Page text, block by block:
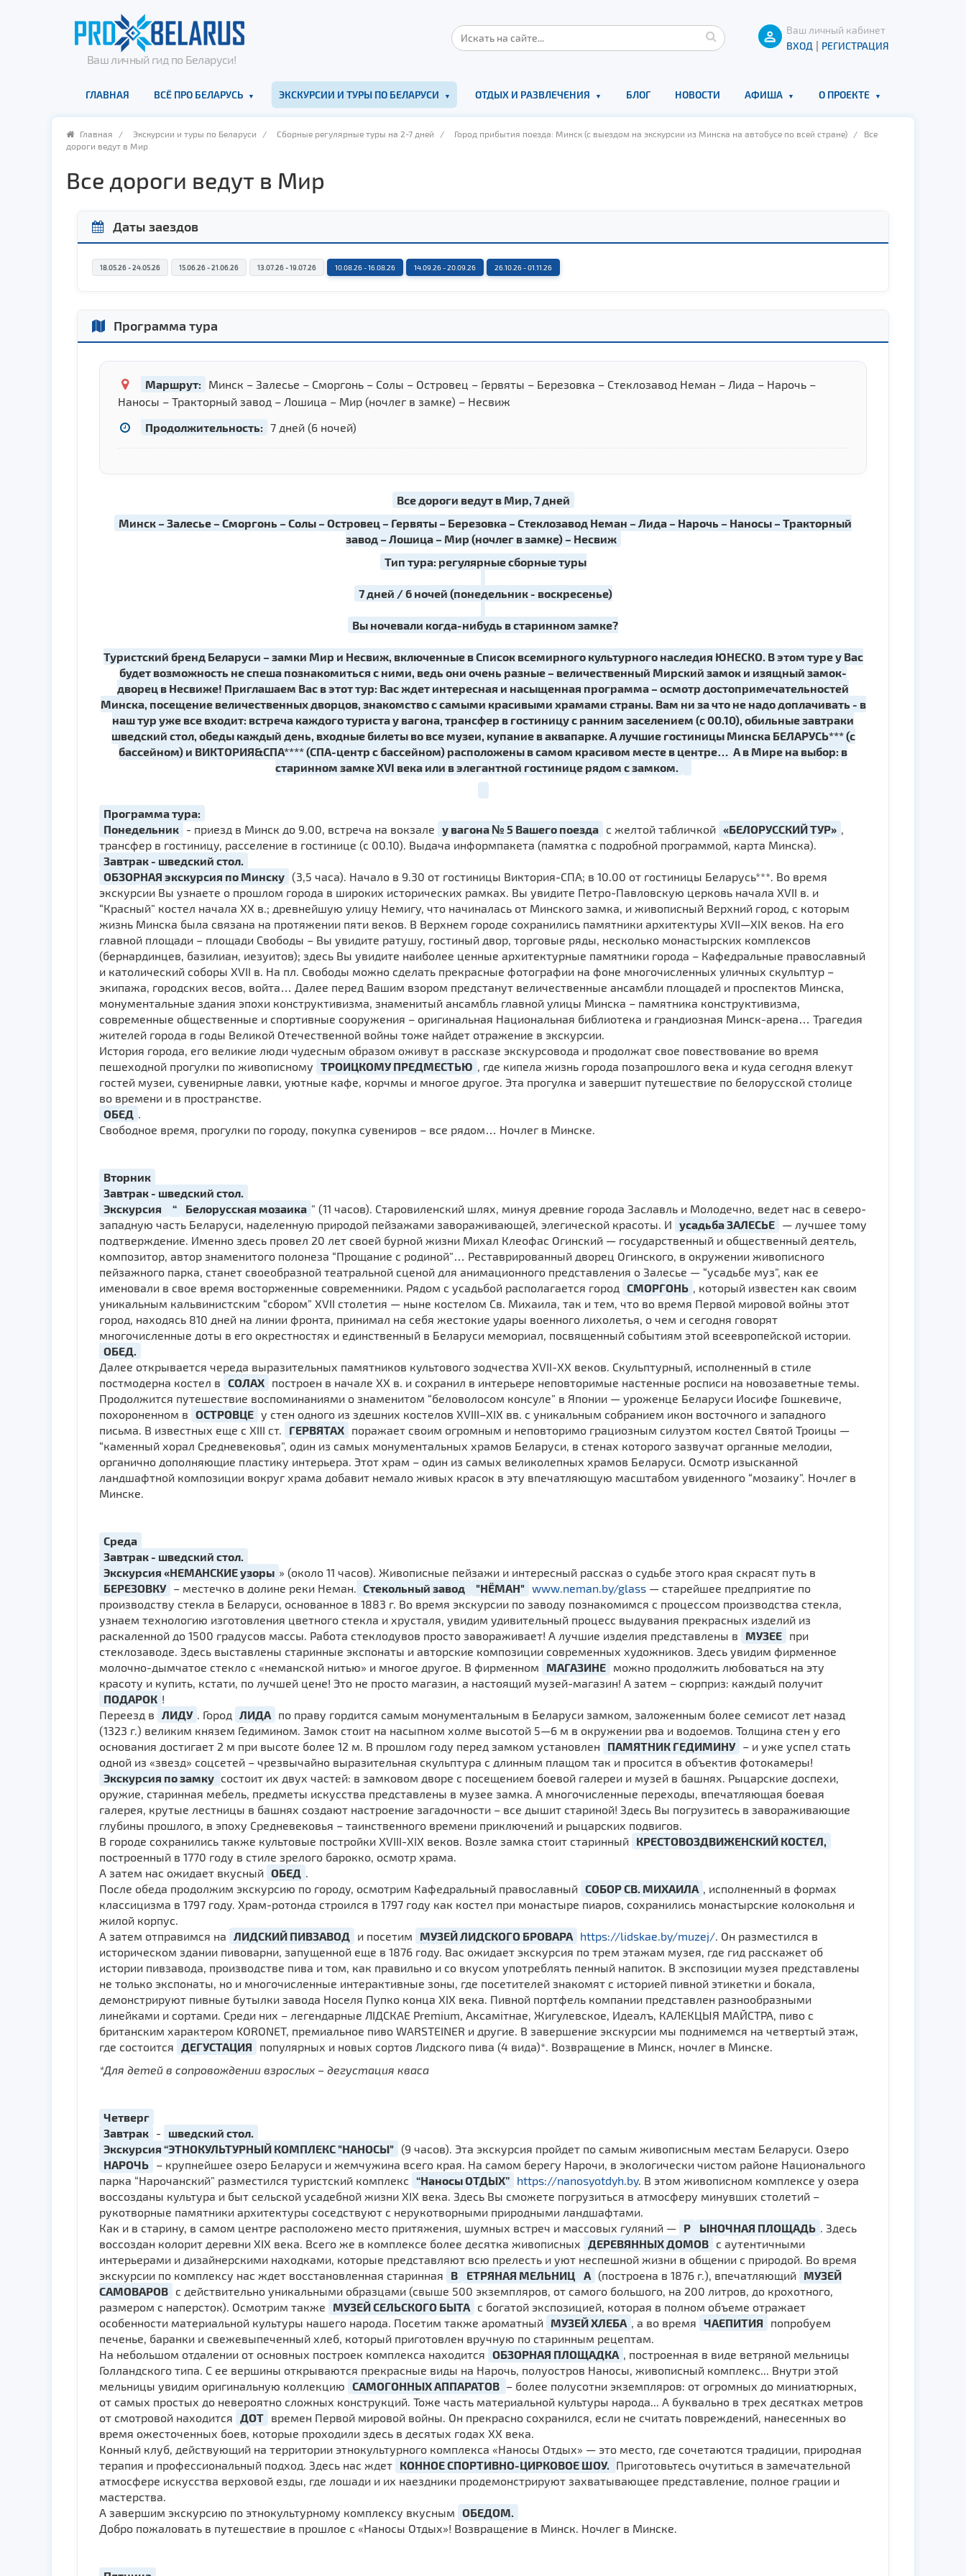
Ваш личный гид по Беларуси!
Ваш личный кабинет
ВХОД | РЕГИСТРАЦИЯ
ГЛАВНАЯ ВСЁ ПРО БЕЛАРУСЬ ЭКСКУРСИИ И ТУРЫ ПО БЕЛАРУСИ ОТДЫХ И РАЗВЛЕЧЕНИЯ БЛОГ НОВОСТИ АФИША О ПРОЕКТЕ
Главная / Экскурсии и туры по Беларуси / Cборные регулярные туры на 2-7 дней / Город прибытия поезда: Минск (с выездом на экскурсии из Минска на автобусе по всей стране)
/ Все
дороги ведут в Мир
Все дороги ведут в Мир
Даты заездов
18.05.26 - 24.05.26 15.06.26 - 21.06.26 13.07.26 - 19.07.26 10.08.26 - 16.08.26 14.09.26 - 20.09.26 26.10.26 - 01.11.26
Программа тура
Маршрут:
Минск – Залесье – Сморгонь – Солы – Островец – Гервяты – Березовка – Стеклозавод Неман – Лида – Нарочь –
Наносы – Тракторный завод – Лошица – Мир (ночлег в замке) – Несвиж
Продолжительность: 7 дней (6 ночей)
Все дороги ведут в Мир, 7 дней
Минск – Залесье – Сморгонь – Солы – Островец – Гервяты – Березовка – Стеклозавод Неман – Лида – Нарочь – Наносы – Тракторный
завод – Лошица – Мир (ночлег в замке) – Несвиж
Тип тура: регулярные сборные туры
7 дней / 6 ночей (понедельник - воскресенье)
Вы ночевали когда-нибудь в старинном замке?
Туристский бренд Беларуси – замки Мир и Несвиж, включенные в Список всемирного культурного наследия ЮНЕСКО. В этом туре у Вас
будет возможность не спеша познакомиться с ними, ведь они очень разные – величественный Мирский замок и изящный замок-
дворец в Несвиже! Приглашаем Вас в этот тур: Вас ждет интересная и насыщенная программа – осмотр достопримечательностей
Минска, посещение величественных дворцов, знакомство с самыми красивыми храмами страны. Вам ни за что не надо доплачивать - в
наш тур уже все входит: встреча каждого туриста у вагона, трансфер в гостиницу с ранним заселением (с 00.10), обильные завтраки
шведский стол, обеды каждый день, входные билеты во все музеи, купание в аквапарке. А лучшие гостиницы Минска БЕЛАРУСЬ*** (с
бассейном) и ВИКТОРИЯ&СПА**** (СПА-центр с бассейном) расположены в самом красивом месте в центре… А в Мире на выбор: в
старинном замке XVI века или в элегантной гостинице рядом с замком.
Программа тура:
Понедельник - приезд в Минск до 9.00, встреча на вокзале у вагона № 5 Вашего поезда с желтой табличкой «БЕЛОРУССКИЙ ТУР» ,
трансфер в гостиницу, расселение в гостинице (с 00.10). Выдача информпакета (памятка с подробной программой, карта Минска).
Завтрак - шведский стол.
ОБЗОРНАЯ экскурсия по Минску (3,5 часа). Начало в 9.30 от гостиницы Виктория-СПА; в 10.00 от гостиницы Беларусь***. Во время
экскурсии Вы узнаете о прошлом города в широких исторических рамках. Вы увидите Петро-Павловскую церковь начала ХVII в. и
“Красный” костел начала ХХ в.; древнейшую улицу Немигу, что начиналась от Минского замка, и живописный Верхний город, с которым
жизнь Минска была связана на протяжении пяти веков. В Верхнем городе сохранились памятники архитектуры XVII—XIX веков. На его
главной площади – площади Свободы – Вы увидите ратушу, гостиный двор, торговые ряды, несколько монастырских комплексов
(бернардинцев, базилиан, иезуитов); здесь Вы увидите наиболее ценные архитектурные памятники города – Кафедральные православный
и католический соборы ХVII в. На пл. Свободы можно сделать прекрасные фотографии на фоне многочисленных уличных скульптур –
экипажа, городских весов, войта… Далее перед Вашим взором предстанут величественные ансамбли площадей и проспектов Минска,
монументальные здания эпохи конструктивизма, знаменитый ансамбль главной улицы Минска – памятника конструктивизма,
современные общественные и спортивные сооружения – оригинальная Национальная библиотека и грандиозная Минск-арена… Трагедия
жителей города в годы Великой Отечественной войны тоже найдет отражение в экскурсии.
История города, его великие люди чудесным образом оживут в рассказе экскурсовода и продолжат свое повествование во время
пешеходной прогулки по живописному ТРОИЦКОМУ ПРЕДМЕСТЬЮ , где кипела жизнь города позапрошлого века и куда сегодня влекут
гостей музеи, сувенирные лавки, уютные кафе, корчмы и многое другое. Эта прогулка и завершит путешествие по белорусской столице
во времени и в пространстве.
ОБЕД .
Свободное время, прогулки по городу, покупка сувениров – все рядом… Ночлег в Минске.
Вторник
Завтрак - шведский стол.
Экскурсия
“ Белорусская мозаика ” (11 часов). Старовиленский шлях, минуя древние города Заславль и Молодечно, ведет нас в северо-
западную часть Беларуси, наделенную природой пейзажами завораживающей, элегической красоты. И усадьба ЗАЛЕСЬЕ — лучшее тому
подтверждение. Именно здесь провел 20 лет своей бурной жизни Михал Клеофас Огинский — государственный и общественный деятель,
композитор, автор знаменитого полонеза “Прощание с родиной”… Реставрированный дворец Огинского, в окружении живописного
пейзажного парка, станет своеобразной театральной сценой для анимационного представления о Залесье — “усадьбе муз”, как ее
именовали в свое время восторженные современники. Рядом с усадьбой располагается город СМОРГОНЬ , который известен как своим
уникальным кальвинистским “сбором” XVII столе­тия — ныне костелом Св. Михаила, так и тем, что во время Первой мировой войны этот
город, находясь 810 дней на линии фронта, принимал на себя жестокие удары военного лихолетья, о чем и сегодня говорят
многочисленные доты в его окрестностях и единственный в Беларуси мемориал, посвященный событиям этой всеевропейской истории.
ОБЕД.
Далее открывается чере­да выразительных памятников культового зодчества XVII-XX веков. Скульптурный, исполненный в стиле
постмодерна костел в СОЛАХ построен в начале XX в. и сохранил в интерьере неповторимые настенные росписи на новозаветные темы.
Продолжится путешествие воспоминаниями о знамени­том “беловолосом консуле” в Японии — уроженце Беларуси Иосифе Гошкевиче,
похороненном в ОСТРОВЦЕ у стен одного из здешних костелов ХVIII–XIX вв. с уникальным собранием икон восточ­ного и западного
письма. В известных еще с XIII ст.
ГЕРВЯТАХ поражает своим огромным и неповторимо грациозным силуэтом костел Святой Троицы —
“каменный хорал Средневековья”, один из самых монументальных храмов Беларуси, в стенах которого зазвучат органные мелодии,
органично дополняющие пластику интерьера. Этот храм – один из самых великолепных храмов Беларуси. Осмотр изысканной
ландшафтной композиции вокруг храма добавит немало живых кра­сок в эту впечатляющую масштабом увиденного “мозаику”. Ночлег в
Минске.
Cреда
Завтрак - шведский стол.
Экскурсия «НЕМАНСКИЕ узоры » (около 11 часов). Живописные пейзажи и интересный рассказ о судьбе этого края скрасят путь в
БЕРЕЗОВКУ – местечко в долине реки Неман. Стекольный завод "НЁМАН" www.neman.by/glass — старейшее предприятие по
производству стекла в Бе­ла­ру­си, основанное в 1883 г. Во время экскурсии по заводу познакомимся с процессом производства стекла,
узнаем технологию изготовления цветного стекла и хрусталя, увидим удивительный процесс выдувания прекрасных изделий из
раскаленной до 1500 градусов массы. Работа стеклодувов просто завораживает! А лучшие изделия представлены в
МУЗЕЕ при
стеклозаводе. Здесь выставлены старинные экспонаты и авторские композиции современных художников. Здесь увидим фирменное
молочно-дымчатое стекло с «неманской нитью» и многое другое. В фирменном
МАГАЗИНЕ можно продолжить любоваться на эту
красоту и купить, кстати, по лучшей цене! Это не просто магазин, а настоящий музей-магазин! А затем – сюрприз: каждый получит
ПОДАРОК !
Переезд в ЛИДУ . Город ЛИДА по праву гордится самым монументальным в Беларуси замком, заложенным более семисот лет назад
(1323 г.) великим князем Гедимином. Замок стоит на насыпном холме высотой 5—6 м в окружении рва и водоемов. Толщина стен у его
основания достигает 2 м при высоте более 12 м. В прошлом году перед замком установлен
ПАМЯТНИК ГЕДИМИНУ – и уже успел стать
одной из «звезд» соцсетей – чрезвычайно выразительная скульптура с длинным плащом так и просится в объектив фотокамеры!
Экскурсия по замку состоит их двух частей: в замковом дворе с посещением боевой галереи и музей в башнях. Рыцарские доспехи,
оружие, старинная мебель, предметы искусства представлены в музее замка. А многочисленные переходы, впечатляющая боевая
галерея, крутые лестницы в башнях создают настроение загадочности – все дышит стариной! Здесь Вы погрузитесь в завораживающие
глубины прошлого, в эпоху Средневековья – таинственного времени приключений и рыцарских подвигов.
В городе сохранились также культовые постройки ХVIII-XIX веков. Возле замка стоит старинный
КРЕСТОВОЗДВИЖЕНСКИЙ КОСТЕЛ,
построенный в 1770 году в стиле зрелого барокко, осмотр храма.
А затем нас ожидает вкусный ОБЕД .
После обеда продолжим экскурсию по городу, осмотрим Кафедральный православный СОБОР СВ. МИХАИЛА , исполненный в формах
классицизма в 1797 году. Храм-ротонда строился в 1797 году как костел при монастыре пиаров, сохранились монастырские колокольня и
жилой корпус.
А затем отправимся на ЛИДСКИЙ ПИВЗАВОД и посетим МУЗЕЙ ЛИДСКОГО БРОВАРА https://lidskae.by/muzej/. Он разместился в
историческом здании пивоварни, запущенной еще в 1876 году. Вас ожидает экскурсия по трем этажам музея, где гид расскажет об
истории пивзавода, производстве пива и том, как правильно и со вкусом употреблять пенный напиток. В экспозиции музея представлены
не только экспонаты, но и многочисленные интерактивные зоны, где посетителей знакомят с историей пивной этикетки и бокала,
демонстрируют пивные бутылки завода Носеля Пупко конца XIX века. Пивной портфель компании представлен разнообразными
линейками и сортами. Среди них – легендарные ЛІДСКАЕ Premium, Аксамiтнае, Жигулевское, Идеалъ, КАЛЕКЦЫЯ МАЙСТРА, пиво с
британским характером KORONET, премиальное пиво WARSTEINER и другие. В завершение экскурсии мы поднимемся на четвертый этаж,
где состоится ДЕГУСТАЦИЯ
популярных и новых сортов Лидского пива (4 вида)*. Возвращение в Минск, ночлег в Минске.
*Для детей в сопровождении взрослых – дегустация кваса
Четверг
Завтрак -
шведский стол.
Экскурсия “ЭТНОКУЛЬТУРНЫЙ КОМПЛЕКС "НАНОСЫ" (9 часов). Эта экскурсия пройдет по самым живописным местам Беларуси. Озеро
НАРОЧЬ – крупнейшее озеро Беларуси и жемчужина всего края. На самом берегу Нарочи, в экологически чистом районе Национального
парка “Нарочанский” разместился туристский комплекс “Наносы ОТДЫХ” https://nanosyotdyh.by. В этом живописном комплексе у озера
воссозданы культура и быт сельской усадебной жизни XIX века. Здесь Вы сможете погрузиться в атмосферу минувших столетий –
рукотворные памятники архитектуры соседствуют с нерукотворными природными ландшафтами.
Как и в старину, в самом центре расположено место притяжения, шумных встреч и массовых гуляний — Р ЫНОЧНАЯ ПЛОЩАДЬ . Здесь
воссоздан колорит деревни XIX века. Всего же в комплексе более десятка живописных ДЕРЕВЯННЫХ ДОМОВ с аутентичными
интерьерами и дизайнерскими находками, которые представляют всю прелесть и уют неспешной жизни в общении с природой. Во время
экскурсии по комплексу нас ждет восстановленная старинная
В ЕТРЯНАЯ МЕЛЬНИЦ А (построена в 1876 г.), впечатляющий
МУЗЕЙ
САМОВАРОВ с действительно уникальными образцами (свыше 500 экземпляров, от самого большого, на 200 литров, до крохотного,
размером с наперсток). Осмотрим также
МУЗЕЙ СЕЛЬСКОГО БЫТА с богатой экспозицией, которая в полном объеме отражает
особенности материальной культуры нашего народа. Посетим также ароматный
МУЗЕЙ ХЛЕБА , а во время ЧАЕПИТИЯ
попробуем
печенье, баранки и свежевыпеченный хлеб, который приготовлен вручную по старинным рецептам.
На небольшом отдалении от основных построек комплекса находится ОБЗОРНАЯ ПЛОЩАДКА , построенная в виде ветряной мельницы
Голландского типа. С ее вершины открываются прекрасные виды на Нарочь, полуостров Наносы, живописный комплекс... Внутри этой
мельницы увидим оригинальную коллекцию САМОГОННЫХ АППАРАТОВ – более полусотни экземпляров: от огромных до миниатюрных,
от самых простых до невероятно сложных конструкций. Тоже часть материальной культуры народа... А буквально в трех десятках метров
от смотровой находится ДОТ времен Первой мировой войны. Он прекрасно сохранился, если не считать повреждений, нанесенных во
время ожесточенных боев, которые проходили здесь в десятых годах XX века.
Конный клуб, действующий на территории этнокультурного комплекса «Наносы Отдых» — это место, где сочетаются традиции, природная
терапия и профессиональный подход. Здесь нас ждет КОННОЕ СПОРТИВНО-ЦИРКОВОЕ ШОУ. Приготовьтесь очутиться в замечательной
атмосфере искусства верховой езды, где лошади и их наездники продемонстрируют захватывающее представление, полное грации и
мастерства.
А завершим экскурсию по этнокультурному комплексу вкусным ОБЕДОМ.
Добро пожаловать в путешествие в прошлое с «Наносы Отдых»! Возвращение в Минск. Ночлег в Минске.